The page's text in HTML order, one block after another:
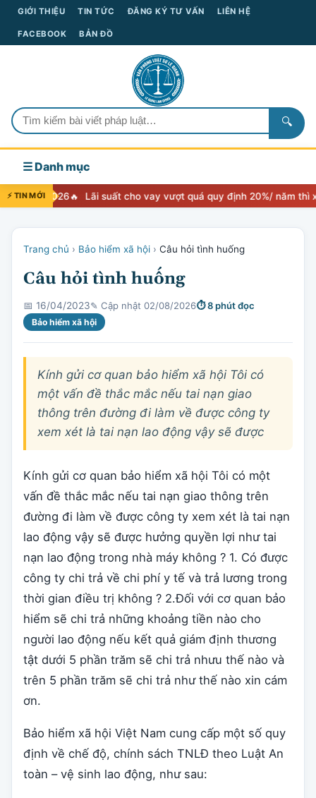
GIỚI THIỆU TIN TỨC ĐĂNG KÝ TƯ VẤN LIÊN HỆ
FACEBOOK BẢN ĐỒ
🔍
☰ Danh mục
⚡ TIN MỚI
Lãi suất cho vay vượt quá quy định 20%/ năm thì xử lý như thế
Trang chủ › Bảo hiểm xã hội › Câu hỏi tình huống
Câu hỏi tình huống
📅 16/04/2023✎ Cập nhật 02/08/2026⏱ 8 phút đọc
Bảo hiểm xã hội
Kính gửi cơ quan bảo hiểm xã hội Tôi có
một vấn đề thắc mắc nếu tai nạn giao
thông trên đường đi làm về được công ty
xem xét là tai nạn lao động vậy sẽ được
Kính gửi cơ quan bảo hiểm xã hội Tôi có một
vấn đề thắc mắc nếu tai nạn giao thông trên
đường đi làm về được công ty xem xét là tai nạn
lao động vậy sẽ được hưởng quyền lợi như tai
nạn lao động trong nhà máy không ? 1. Có được
công ty chi trả về chi phí y tế và trả lương trong
thời gian điều trị không ? 2.Đối với cơ quan bảo
hiểm sẽ chi trả những khoảng tiền nào cho
người lao động nếu kết quả giám định thương
tật dưới 5 phần trăm sẽ chi trả nhưu thế nào và
trên 5 phần trăm sẽ chi trả như thế nào xin cám
ơn.
Bảo hiểm xã hội Việt Nam cung cấp một số quy
định về chế độ, chính sách TNLĐ theo Luật An
toàn – vệ sinh lao động, như sau: